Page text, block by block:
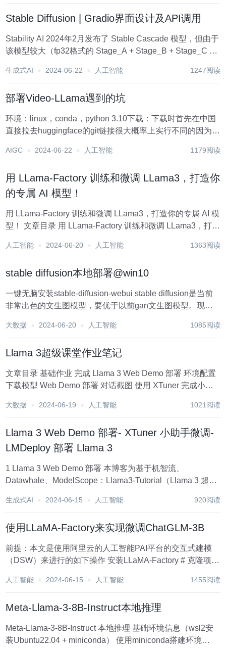
Stable Diffusion | Gradio界面设计及API调用
Stability AI 2024年2月发布了 Stable Cascade 模型，但由于
该模型较大（fp32格式的 Stage_A + Stage_B + Stage_C 模
生成式AI 2024-06-22 人工智能 1247阅读
部署Video-LLama遇到的坑
环境：linux，conda，python 3.10下载：下载时首先在中国
直接拉去huggingface的git链接很大概率上实行不同的因为被
modelscope就非常好用，魔搭社区网速非常快！我这边使用
AIGC 2024-06-22 人工智能 1179阅读
用 LLama-Factory 训练和微调 LLama3，打造你
的专属 AI 模型！
用 LLama-Factory 训练和微调 LLama3，打造你的专属 AI 模
型！ 文章目录 用 LLama-Factory 训练和微调 LLama3，打造
Fact...
人工智能 2024-06-20 人工智能 1363阅读
stable diffusion本地部署@win10
一键无脑安装stable-diffusion-webui stable diffusion是当前
非常出色的文生图模型，要优于以前gan文生图模型。现在
了操作难度。本文档就是sta...
大数据 2024-06-20 人工智能 1085阅读
Llama 3超级课堂作业笔记
文章目录 基础作业 完成 Llama 3 Web Demo 部署 环境配置
下载模型 Web Demo 部署 对话截图 使用 XTuner 完成小助
模型 推理验证 使用...
大数据 2024-06-19 人工智能 1021阅读
Llama 3 Web Demo 部署- XTuner 小助手微调-
LMDeploy 部署 Llama 3
1 Llama 3 Web Demo 部署 本博客为基于机智流、
Datawhale、ModelScope：Llama3-Tutorial（Llama 3 超级
InterStudio开发机，并配...
生成式AI 2024-06-15 人工智能 920阅读
使用LLaMA-Factory来实现微调ChatGLM-3B
前提：本文是使用阿里云的人工智能PAI平台的交互式建模
（DSW）来进行的如下操作 安装LLaMA-Factory # 克隆项目
装项目...
人工智能 2024-06-15 人工智能 1455阅读
Meta-Llama-3-8B-Instruct本地推理
Meta-Llama-3-8B-Instruct 本地推理 基础环境信息（wsl2安
装Ubuntu22.04 + miniconda） 使用miniconda搭建环境